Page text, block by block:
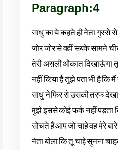
Paragraph:4
साधु का ये कहते ही नेता गुस्से से
जोर जोर से वहीं सबके सामने
तेरी असली औकात दिखाऊंगा
नहीं किया है तुझे पता भी है कि मैं
साधु ने फिर से उसकी तरफ
मुझे इससे कोई फर्क नहीं पड़ता
सोचते हैं आप जो चाहे वह मेरे
नेता बोला कि तू चाहे सुनना